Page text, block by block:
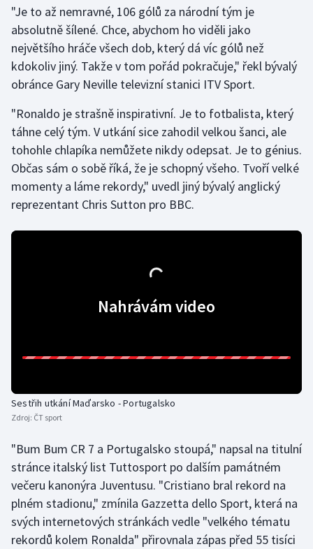
Gymnastika
Házená
Judo
Krasobruslení
Lezení
Lyže a snowboard
Plavání
Ragby
Rychlobruslení
Rychlostní kanoistika
"Je to až nemravné, 106 gólů za národní tým je
absolutně šílené. Chce, abychom ho viděli jako
největšího hráče všech dob, který dá víc gólů než
kdokoliv jiný. Takže v tom pořád pokračuje," řekl bývalý
obránce Gary Neville televizní stanici ITV Sport.
"Ronaldo je strašně inspirativní. Je to fotbalista, který
táhne celý tým. V utkání sice zahodil velkou šanci, ale
tohohle chlapíka nemůžete nikdy odepsat. Je to génius.
Občas sám o sobě říká, že je schopný všeho. Tvoří velké
momenty a láme rekordy," uvedl jiný bývalý anglický
reprezentant Chris Sutton pro BBC.
Nahrávám video
Sestřih utkání Maďarsko - Portugalsko
Zdroj: ČT sport
"Bum Bum CR 7 a Portugalsko stoupá," napsal na titulní
stránce italský list Tuttosport po dalším památném
večeru kanonýra Juventusu. "Cristiano bral rekord na
plném stadionu," zmínila Gazzetta dello Sport, která na
svých internetových stránkách vedle "velkého tématu
rekordů kolem Ronalda" přirovnala zápas před 55 tisíci